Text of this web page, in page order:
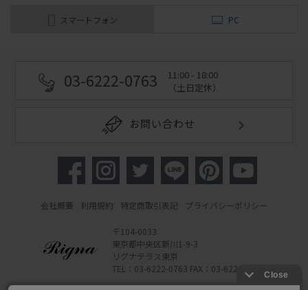
スマートフォン PC
03-6222-0763
11:00 - 18:00
（土日定休）
お問い合わせ
会社概要 利用規約 特定商取引表記 プライバシーポリシー
〒104-0033
東京都中央区新川1-9-3
リグナテラス東京
TEL：03-6222-0763 FAX：03-6222-0762